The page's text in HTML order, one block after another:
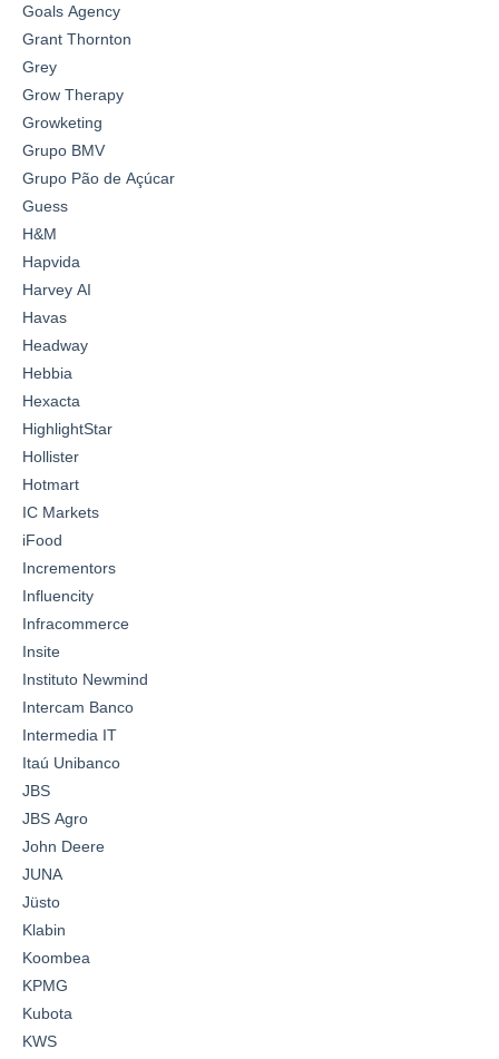
Goals Agency
Grant Thornton
Grey
Grow Therapy
Growketing
Grupo BMV
Grupo Pão de Açúcar
Guess
H&M
Hapvida
Harvey AI
Havas
Headway
Hebbia
Hexacta
HighlightStar
Hollister
Hotmart
IC Markets
iFood
Incrementors
Influencity
Infracommerce
Insite
Instituto Newmind
Intercam Banco
Intermedia IT
Itaú Unibanco
JBS
JBS Agro
John Deere
JUNA
Jüsto
Klabin
Koombea
KPMG
Kubota
KWS